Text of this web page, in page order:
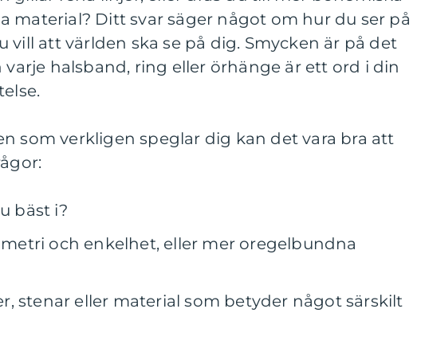
material? Ditt svar säger något om hur du ser på
vill att världen ska se på dig. Smycken är på det
halsband, ring eller örhänge är ett ord i din
som verkligen speglar dig kan det vara bra att
bäst i?
och enkelhet, eller mer oregelbundna
stenar eller material som betyder något särskilt